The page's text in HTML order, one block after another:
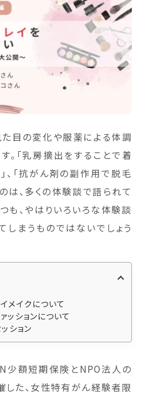
目の変化や服薬による体調
。「乳房摘出をすることで着
、「抗がん剤の副作用で脱毛
は、多くの体験談で語られて
も、やはりいろいろな体験談
しまうものではないでしょう
メイクについて
ッションについて
ション
少額短期保険とNPO法人の
した、女性特有がん経験者限